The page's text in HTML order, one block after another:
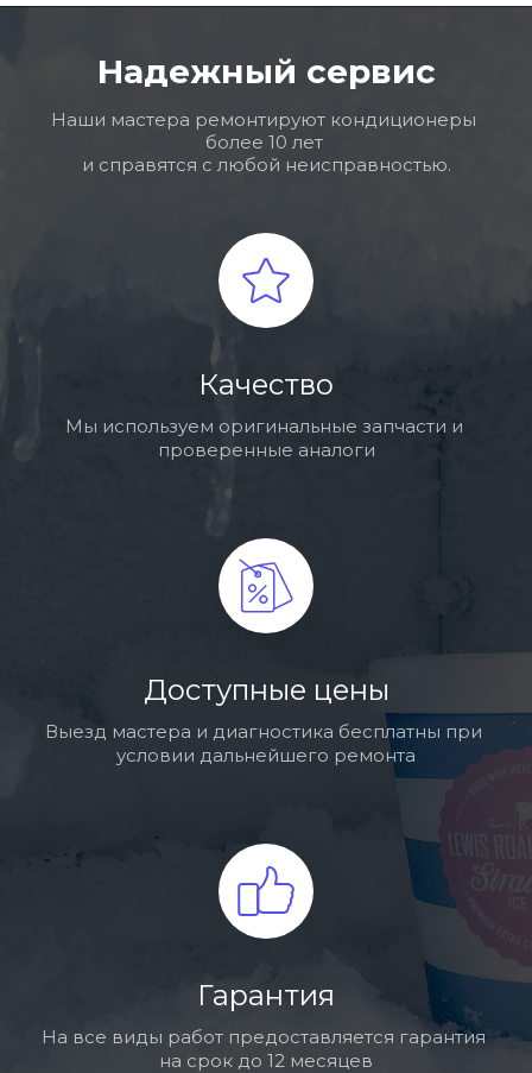
Надежный сервис
Наши мастера ремонтируют кондиционеры
более 10 лет
и справятся с любой неисправностью.
Качество
Мы используем оригинальные запчасти и
проверенные аналоги
Доступные цены
Выезд мастера и диагностика бесплатны при
условии дальнейшего ремонта
Гарантия
На все виды работ предоставляется гарантия
на срок до 12 месяцев